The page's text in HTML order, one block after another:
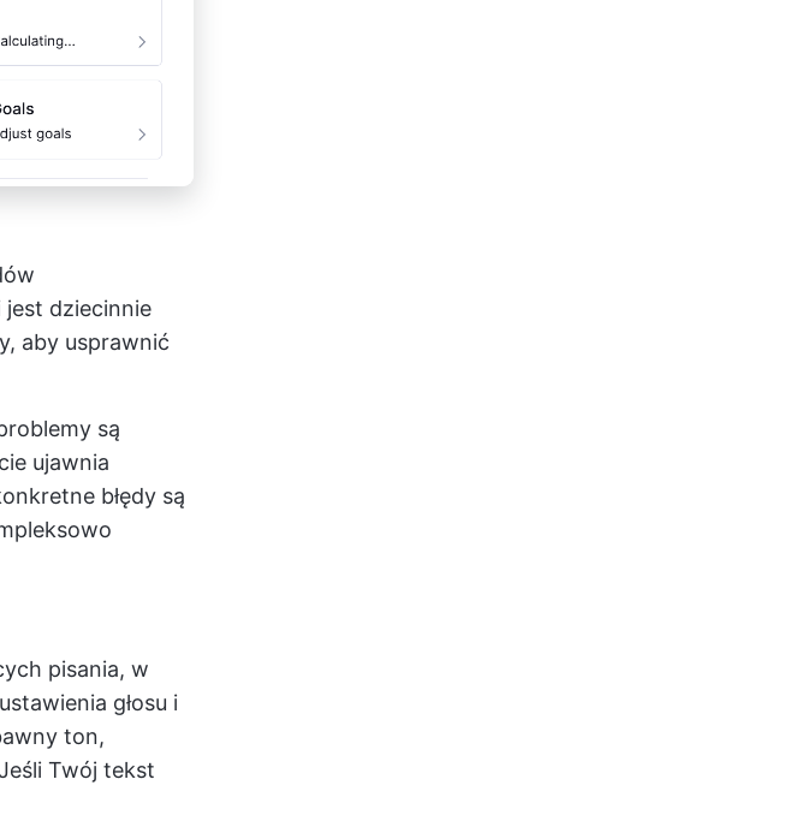
dziecinnie
aby usprawnić
są
ujawnia
błędy są
pisania, w
głosu i
ton,
Twój tekst